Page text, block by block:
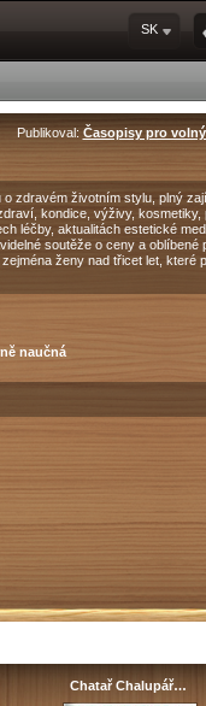
SK
Publikoval: Časopisy pro volný
zdravém životním stylu, plný
kondice, výživy, kosmetiky,
léčby, aktualitách estetické
soutěže o ceny a oblíbené
ženy nad třicet let, které
naučná
Chatař Chalupář…